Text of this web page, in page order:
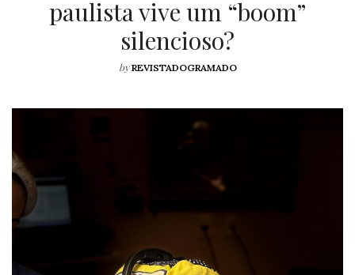
by REVISTADOGRAMADO